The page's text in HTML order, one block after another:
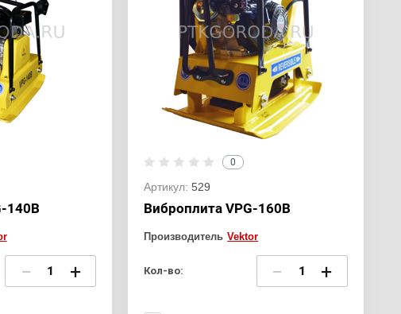
140В
− +
0
Артикул: 529
Виброплита VPG-160B
Производитель Vektor
Кол-во: − +